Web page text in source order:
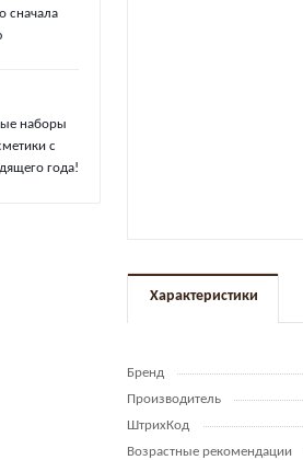
сначала
наборы
с
года!
Характеристики
Бренд
Производитель
ШтрихКод
Возрастные рекомендации